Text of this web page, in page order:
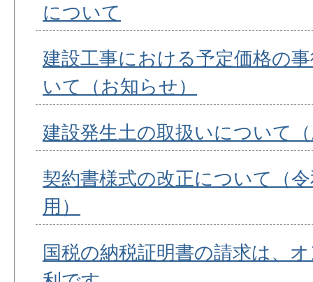
について
建設工事における予定価格の
いて（お知らせ）
建設発生土の取扱いについて
契約書様式の改正について（
用）
国税の納税証明書の請求は、